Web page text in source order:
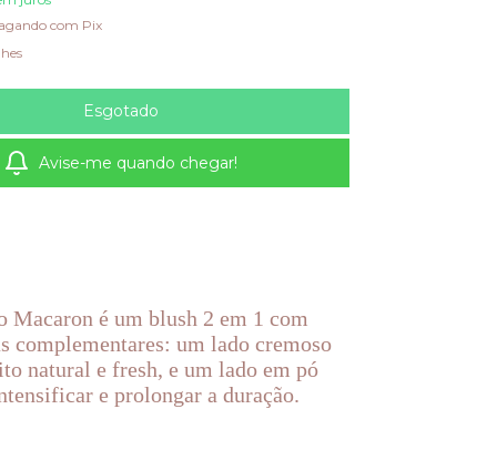
com Pix
Avise-me quando chegar!
Macaron é um blush 2 em 1 com
complementares: um lado cremoso
natural e fresh, e um lado em pó
e prolongar a duração.